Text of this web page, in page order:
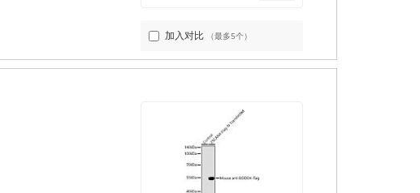
加入对比 （最多5个）